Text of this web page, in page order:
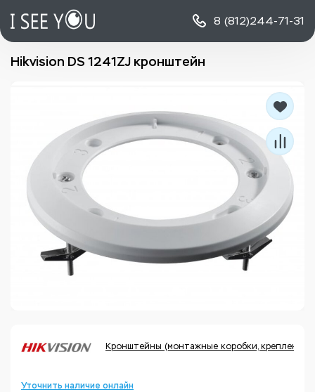
8 (812)244-71-31
Hikvision DS 1241ZJ кронштейн
Кронштейны (монтажные коробки, крепления,
Уточнить наличие онлайн